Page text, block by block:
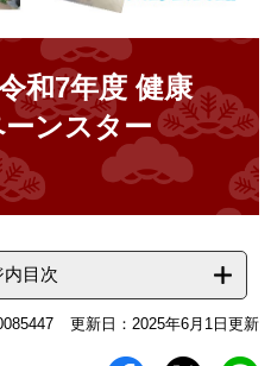
和7年度 健康
ンスター
目次
更新日：2025年6月1日更新